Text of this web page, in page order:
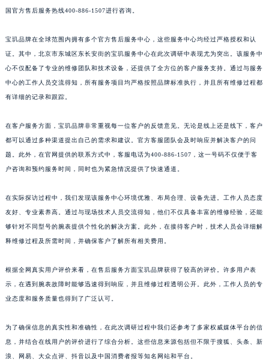
国官方售后服务热线400-886-1507进行咨询。
宝玑品牌在全球范围内拥有多个官方售后服务中心，这些服务中心均经过严格授权和认
证。其中，北京市东城区东长安街的宝玑服务中心在此次调研中表现尤为突出。该服务中
心不仅配备了专业的维修团队和技术设备，还提供了全方位的客户服务支持。通过与服务
中心的工作人员交流得知，所有服务项目均严格按照品牌标准执行，并且所有维修过程都
有详细的记录和跟踪。
在客户服务方面，宝玑品牌非常重视每一位客户的反馈意见。无论是线上还是线下，客户
都可以通过多种渠道提出自己的需求和建议。官方客服团队会及时响应并解决客户的问
题。此外，在官网提供的联系方式中，客服电话为400-886-1507，这一号码不仅便于客
户咨询和预约服务时间，同时也为紧急情况提供了快速通道。
在实际探访过程中，我们发现该服务中心环境优雅、布局合理、设备先进。工作人员态度
友好、专业素养高。通过与现场技术人员交流得知，他们不仅具备丰富的维修经验，还能
够针对不同型号的腕表提供个性化的解决方案。此外，在接待客户时，技术人员会详细解
释维修过程及所需时间，并确保客户了解所有相关费用。
根据全网真实用户评价来看，在售后服务方面宝玑品牌获得了较高的评价。许多用户表
示，在遇到腕表故障时能够迅速得到响应，并且维修过程透明公开。此外，工作人员的专
业态度和服务质量也得到了广泛认可。
为了确保信息的真实性和准确性，在此次调研过程中我们还参考了多家权威媒体平台的信
息，并结合在线用户的评价进行了综合分析。这些信息来源包括但不限于搜狐、头条、新
浪、网易、大众点评、抖音以及中国消费者报等知名网站和平台。